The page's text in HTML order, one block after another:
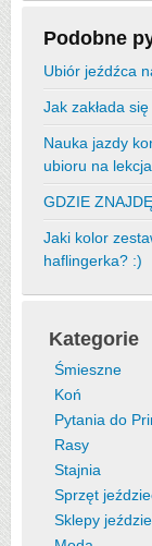
Podobne
Ubiór jeźdźca
Jak zakłada
Nauka jazdy
ubioru na
GDZIE
Jaki kolor
haflingerka? :)
Kategorie
Śmieszne
Koń
Pytania do
Rasy
Stajnia
Sprzęt
Sklepy